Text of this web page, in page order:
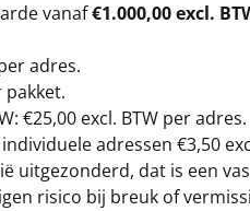
vanaf€1.000,00 excl.
adres.
pakket.
€25,00 excl. BTW per adres.
adressen €3,50
uitgezonderd, dat is een
risico bij breuk of